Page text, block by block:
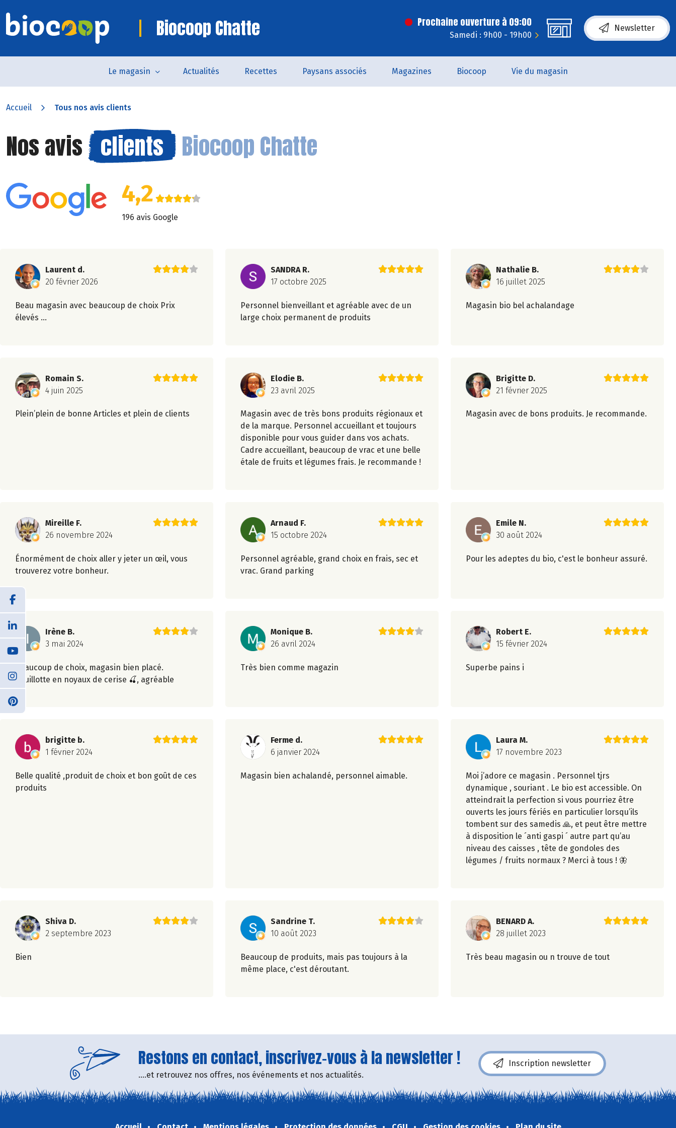
Biocoop Chatte Prochaine ouverture à 09:00
Samedi : 9h00 - 19h00
Newsletter
Le magasin Actualités Recettes Paysans associés Magazines Biocoop Vie du magasin
Accueil Tous nos avis clients
Nos avis clients Biocoop Chatte
4,2
196 avis Google
Laurent d.
20 février 2026
Beau magasin avec beaucoup de choix Prix
élevés …
SANDRA R.
17 octobre 2025
Personnel bienveillant et agréable avec de un
large choix permanent de produits
Nathalie B.
16 juillet 2025
Magasin bio bel achalandage
Romain S.
4 juin 2025
Plein’plein de bonne Articles et plein de clients
Elodie B.
23 avril 2025
Magasin avec de très bons produits régionaux et
de la marque. Personnel accueillant et toujours
disponible pour vous guider dans vos achats.
Cadre accueillant, beaucoup de vrac et une belle
étale de fruits et légumes frais. Je recommande !
Brigitte D.
21 février 2025
Magasin avec de bons produits. Je recommande.
Mireille F.
26 novembre 2024
Énormément de choix aller y jeter un œil, vous
trouverez votre bonheur.
Arnaud F.
15 octobre 2024
Personnel agréable, grand choix en frais, sec et
vrac. Grand parking
Emile N.
30 août 2024
Pour les adeptes du bio, c'est le bonheur assuré.
Irène B.
3 mai 2024
Beaucoup de choix, magasin bien placé.
Bouillotte en noyaux de cerise 🍒, agréable
Monique B.
26 avril 2024
Très bien comme magazin
Robert E.
15 février 2024
Superbe pains i
brigitte b.
1 février 2024
Belle qualité ,produit de choix et bon goût de ces
produits
Ferme d.
6 janvier 2024
Magasin bien achalandé, personnel aimable.
Laura M.
17 novembre 2023
Moi j’adore ce magasin . Personnel tjrs
dynamique , souriant . Le bio est accessible. On
atteindrait la perfection si vous pourriez être
ouverts les jours fériés en particulier lorsqu’ils
tombent sur des samedis 🙏, et peut être mettre
à disposition le ´anti gaspi ´ autre part qu’au
niveau des caisses , tête de gondoles des
légumes / fruits normaux ? Merci à tous ! 🦋
Shiva D.
2 septembre 2023
Bien
Sandrine T.
10 août 2023
Beaucoup de produits, mais pas toujours à la
même place, c'est déroutant.
BENARD A.
28 juillet 2023
Très beau magasin ou n trouve de tout
Restons en contact, inscrivez-vous à la newsletter !
....et retrouvez nos offres, nos événements et nos actualités.
Inscription newsletter